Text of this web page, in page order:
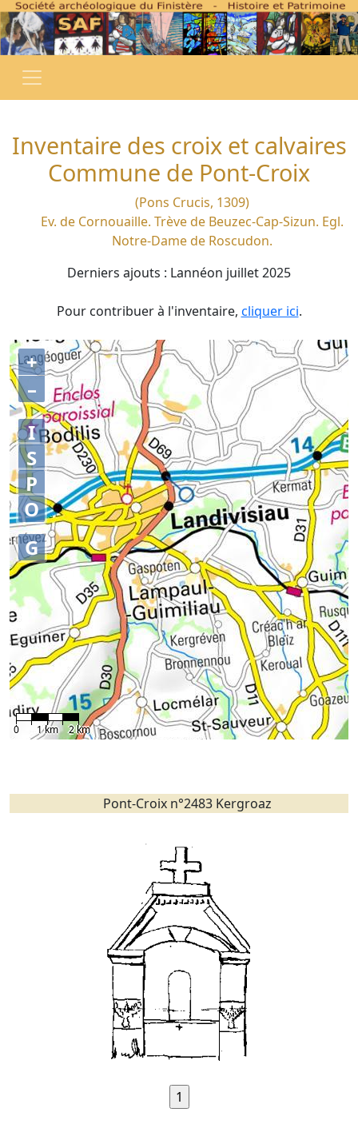
Inventaire des croix et calvaires
Commune de Pont-Croix
(Pons Crucis, 1309)
Ev. de Cornouaille. Trève de Beuzec-Cap-Sizun. Egl.
Notre-Dame de Roscudon.
Derniers ajouts : Lannéon juillet 2025
Pour contribuer à l'inventaire, cliquer ici.
+
–
0 1 km 2 km
I
S
P
O
G
Pont-Croix n°2483 Kergroaz